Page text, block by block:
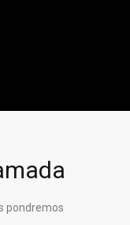
pondremos